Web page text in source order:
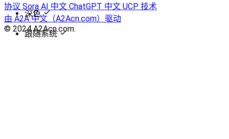
深色
跟随系统
协议 Sora AI 中文 ChatGPT 中文 UCP 技术
由 A2A 中文（A2Acn.com）驱动
© 2024 A2Acn.com.